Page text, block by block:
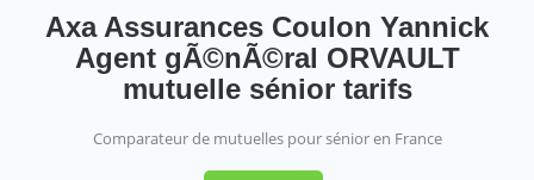
Axa Assurances Coulon Yannick
Agent gÃ©nÃ©ral ORVAULT
mutuelle sénior tarifs
Comparateur de mutuelles pour sénior en France